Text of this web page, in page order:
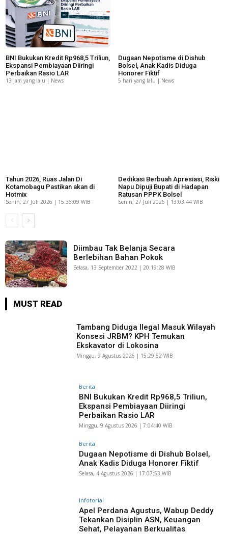
BNI Bukukan Kredit Rp968,5 Triliun,
Ekspansi Pembiayaan Diiringi
Perbaikan Rasio LAR
13 jam yang lalu | News
Dugaan Nepotisme di Dishub
Bolsel, Anak Kadis Diduga
Honorer Fiktif
5 hari yang lalu | News
Tahun 2026, Ruas Jalan Di
Kotamobagu Pastikan akan di
Hotmix
Senin, 27 Juli 2026 | 15:36:09 WIB
Dedikasi Berbuah Apresiasi, Riski
Napu Dipuji Bupati di Hadapan
Ratusan PPPK Bolsel
Senin, 27 Juli 2026 | 13:03:44 WIB
Diimbau Tak Belanja Secara
Berlebihan Bahan Pokok
Selasa, 13 September 2022 | 20:19:28 WIB
MUST READ
Tambang Diduga Ilegal Masuk Wilayah
Konsesi JRBM? KPH Temukan
Ekskavator di Lokosina
Minggu, 9 Agustus 2026 | 15:29:52 WIB
Berita
BNI Bukukan Kredit Rp968,5 Triliun,
Ekspansi Pembiayaan Diiringi
Perbaikan Rasio LAR
Minggu, 9 Agustus 2026 | 7:04:40 WIB
Berita
Dugaan Nepotisme di Dishub Bolsel,
Anak Kadis Diduga Honorer Fiktif
Selasa, 4 Agustus 2026 | 17:07:53 WIB
Infotorial
Apel Perdana Agustus, Wabup Deddy
Tekankan Disiplin ASN, Keuangan
Sehat, Pelayanan Berkualitas